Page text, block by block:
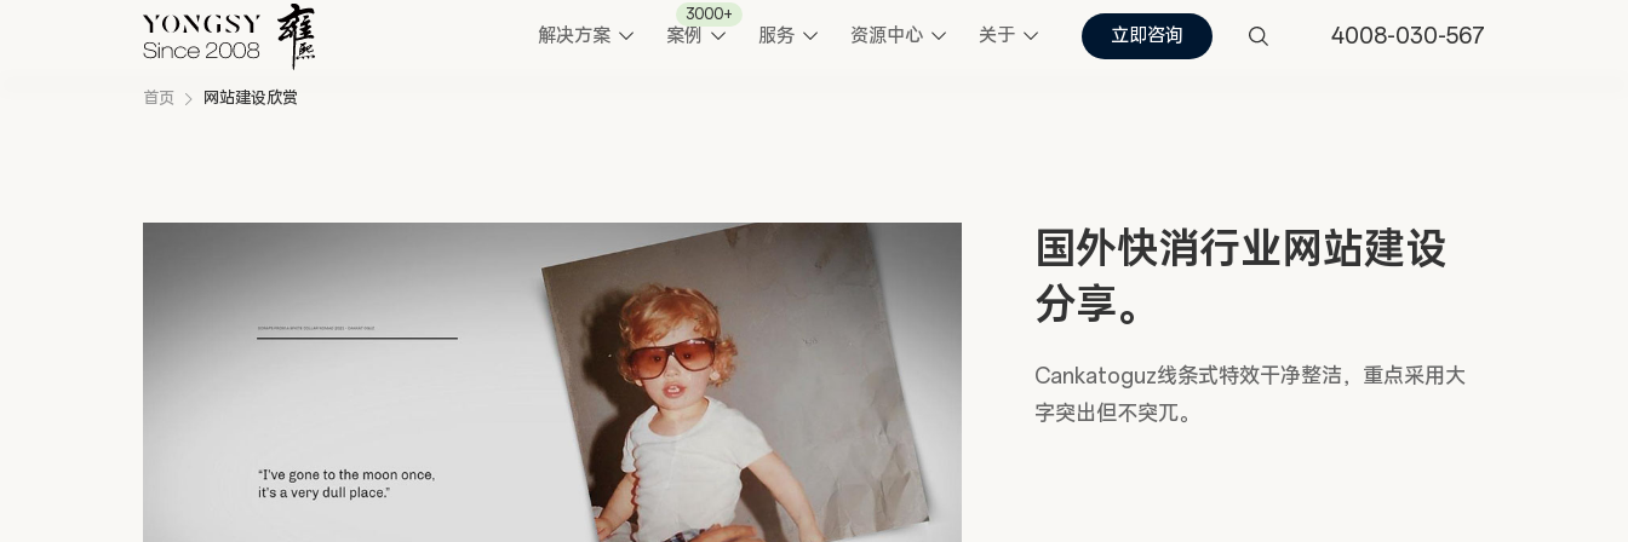
解决方案 案例
3000+
服务 资源中心 关于 立即咨询 4008-030-567
首页 网站建设欣赏
国外快消行业网站建设
分享。
Cankatoguz线条式特效干净整洁，重点采用大
字突出但不突兀。